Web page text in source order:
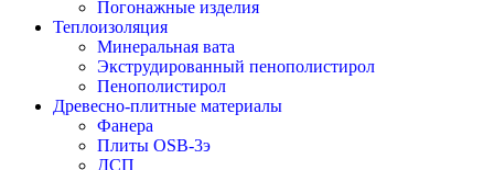
Погонажные изделия
Теплоизоляция
Минеральная вата
Экструдированный пенополистирол
Пенополистирол
Древесно-плитные материалы
Фанера
Плиты OSB-3э
ДСП